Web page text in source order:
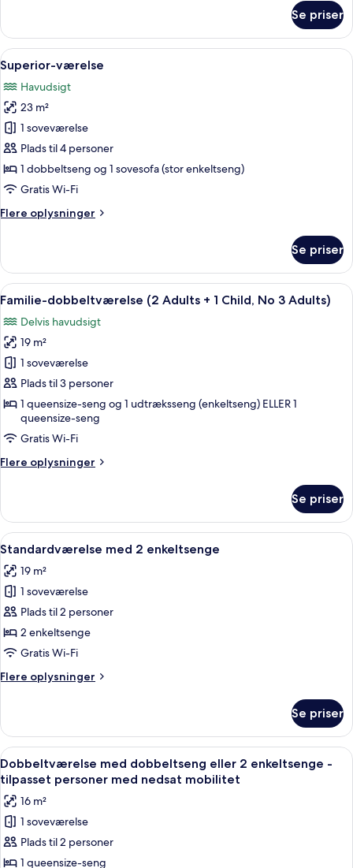
dobbeltværelse
1
dobbeltseng
Se priser
Indlæs
alle
billeder
af
Superior-
værelse
Et hotelværelse med en seng, to
5
Superior-værelse
Havudsigt
23 m²
1 soveværelse
Plads til 4 personer
1 dobbeltseng og 1 sovesofa (stor enkeltseng)
Gratis Wi-Fi
Flere oplysninger
Flere
værelse
Se priser
Indlæs
alle
billeder
af
Familie-
dobbeltværelse
(2
Adults
+
1
Child,
3
Adults)
Et hotelværelse med en stor seng,
6
Familie-dobbeltværelse (2 Adults + 1 Child, No 3 Adults)
Delvis havudsigt
19 m²
1 soveværelse
Plads til 3 personer
1 queensize-seng og 1 udtræksseng (enkeltseng) ELLER 1
queensize-seng
Gratis Wi-Fi
Flere oplysninger
Flere
dobbeltværelse
(2
Adults
Child,
3
Adults)
Se priser
Indlæs
alle
billeder
af
Standardværelse
med
2
Et hotelværelse med en stor seng,
5
Standardværelse med 2 enkeltsenge
19 m²
1 soveværelse
Plads til 2 personer
2 enkeltsenge
Gratis Wi-Fi
Flere oplysninger
Flere
med
enkeltsenge
Se priser
Indlæs
alle
billeder
af
Dobbeltværelse
med
dobbeltseng
Et hotelværelse med en seng,
5
Dobbeltværelse med dobbeltseng eller 2 enkeltsenge -
tilpasset personer med nedsat mobilitet
16 m²
1 soveværelse
Plads til 2 personer
1 queensize-seng